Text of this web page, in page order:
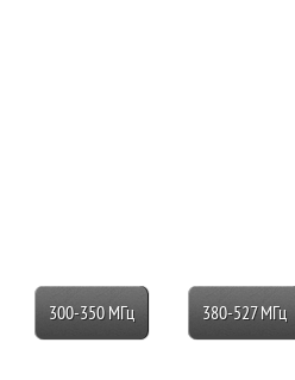
300-350 МГц 380-527 МГц